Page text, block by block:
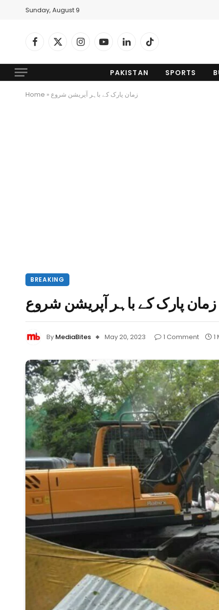
Sunday, August 9
Facebook
X
InstagramYouTubeLinkedInTikTok
PAKISTAN SPORTS
Home » زمان پارک کے باہر آپریشن شروع
BREAKING
زمان پارک کے باہر آپریشن شروع
By MediaBites May 20, 2023 1 Comment 1